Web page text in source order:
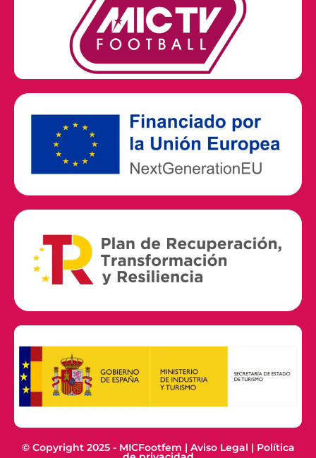
© Copyright 2025 - MICFootfem | Aviso Legal | Política